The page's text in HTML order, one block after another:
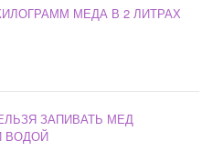
МЕДА В 2 ЛИТРАХ
ЗАПИВАТЬ МЕД
ВОДОЙ